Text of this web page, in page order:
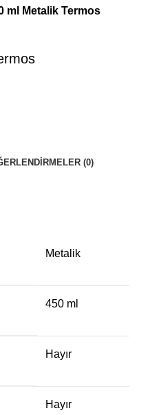
ml Metalik Termos
(0)
Metalik
450 ml
Hayır
Hayır